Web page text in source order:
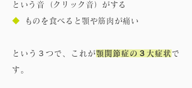
という音（クリック音）がする
◆ ものを食べると顎や筋肉が痛い
という３つで、これが顎関節症の３大症状 で
す。